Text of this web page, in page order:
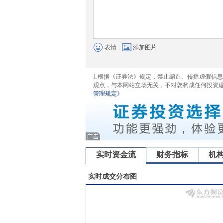
表情 添加图片
1.根据《证券法》规定，禁止编造、传播虚假信
观点，与本网站立场无关，不对您构成任何投资
管理规定》
实时资金流 财务指标 机
实时成交分布图